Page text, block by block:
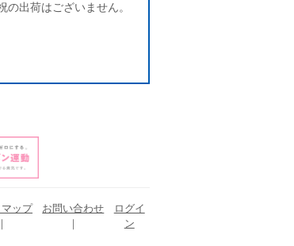
の出荷はございません。
ップ お問い合わせ
ログイ
ン